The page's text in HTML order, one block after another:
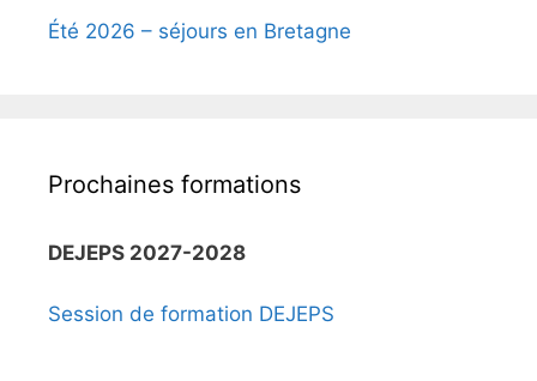
Été 2026 – séjours en Bretagne
Prochaines formations
DEJEPS 2027-2028
Session de formation DEJEPS